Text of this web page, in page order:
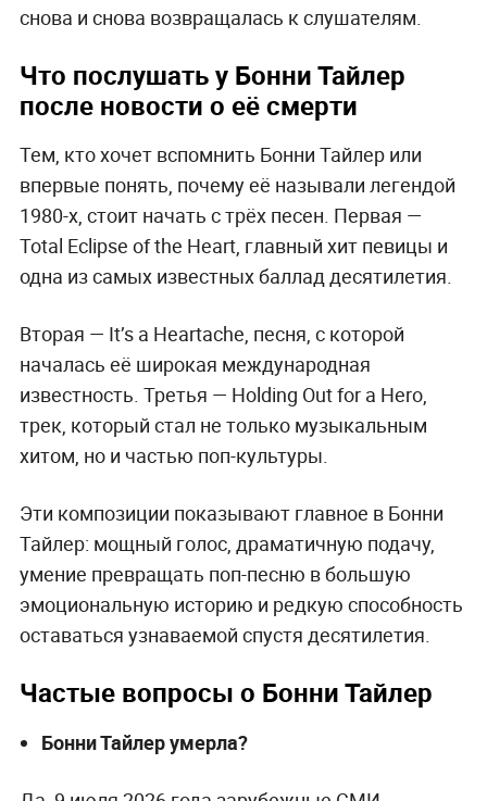
снова и снова возвращалась к слушателям.
Что послушать у Бонни Тайлер
после новости о её смерти
Тем, кто хочет вспомнить Бонни Тайлер или
впервые понять, почему её называли легендой
1980-х, стоит начать с трёх песен. Первая —
Total Eclipse of the Heart, главный хит певицы и
одна из самых известных баллад десятилетия.
Вторая — It’s a Heartache, песня, с которой
началась её широкая международная
известность. Третья — Holding Out for a Hero,
трек, который стал не только музыкальным
хитом, но и частью поп-культуры.
Эти композиции показывают главное в Бонни
Тайлер: мощный голос, драматичную подачу,
умение превращать поп-песню в большую
эмоциональную историю и редкую способность
оставаться узнаваемой спустя десятилетия.
Частые вопросы о Бонни Тайлер
Бонни Тайлер умерла?